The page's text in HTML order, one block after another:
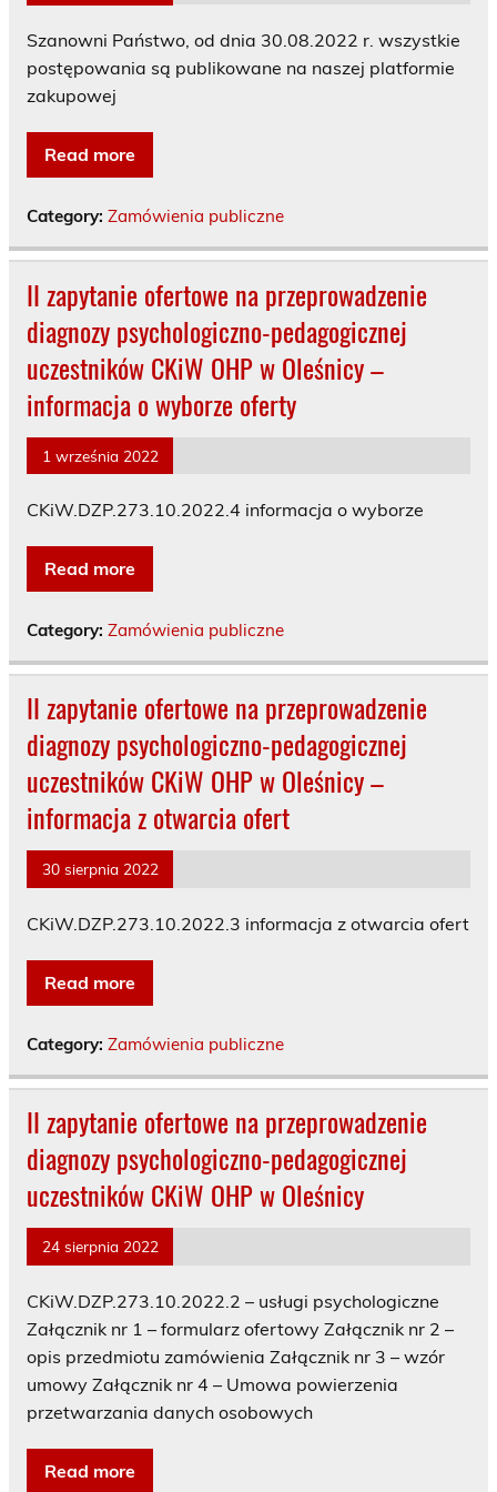
Szanowni Państwo, od dnia 30.08.2022 r. wszystkie
postępowania są publikowane na naszej platformie
zakupowej
Read more
Category: Zamówienia publiczne
II zapytanie ofertowe na przeprowadzenie
diagnozy psychologiczno-pedagogicznej
uczestników CKiW OHP w Oleśnicy –
informacja o wyborze oferty
1 września 2022
CKiW.DZP.273.10.2022.4 informacja o wyborze
Read more
Category: Zamówienia publiczne
II zapytanie ofertowe na przeprowadzenie
diagnozy psychologiczno-pedagogicznej
uczestników CKiW OHP w Oleśnicy –
informacja z otwarcia ofert
30 sierpnia 2022
CKiW.DZP.273.10.2022.3 informacja z otwarcia ofert
Read more
Category: Zamówienia publiczne
II zapytanie ofertowe na przeprowadzenie
diagnozy psychologiczno-pedagogicznej
uczestników CKiW OHP w Oleśnicy
24 sierpnia 2022
CKiW.DZP.273.10.2022.2 – usługi psychologiczne
Załącznik nr 1 – formularz ofertowy Załącznik nr 2 –
opis przedmiotu zamówienia Załącznik nr 3 – wzór
umowy Załącznik nr 4 – Umowa powierzenia
przetwarzania danych osobowych
Read more